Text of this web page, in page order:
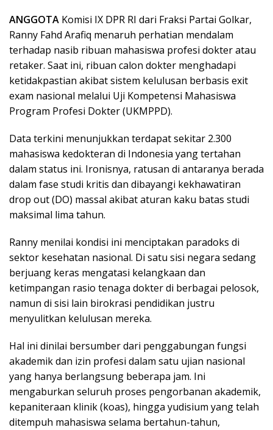
ANGGOTA Komisi IX DPR RI dari Fraksi Partai Golkar,
Ranny Fahd Arafiq menaruh perhatian mendalam
terhadap nasib ribuan mahasiswa profesi dokter atau
retaker. Saat ini, ribuan calon dokter menghadapi
ketidakpastian akibat sistem kelulusan berbasis exit
exam nasional melalui Uji Kompetensi Mahasiswa
Program Profesi Dokter (UKMPPD).
Data terkini menunjukkan terdapat sekitar 2.300
mahasiswa kedokteran di Indonesia yang tertahan
dalam status ini. Ironisnya, ratusan di antaranya berada
dalam fase studi kritis dan dibayangi kekhawatiran
drop out (DO) massal akibat aturan kaku batas studi
maksimal lima tahun.
Ranny menilai kondisi ini menciptakan paradoks di
sektor kesehatan nasional. Di satu sisi negara sedang
berjuang keras mengatasi kelangkaan dan
ketimpangan rasio tenaga dokter di berbagai pelosok,
namun di sisi lain birokrasi pendidikan justru
menyulitkan kelulusan mereka.
Hal ini dinilai bersumber dari penggabungan fungsi
akademik dan izin profesi dalam satu ujian nasional
yang hanya berlangsung beberapa jam. Ini
mengaburkan seluruh proses pengorbanan akademik,
kepaniteraan klinik (koas), hingga yudisium yang telah
ditempuh mahasiswa selama bertahun-tahun,